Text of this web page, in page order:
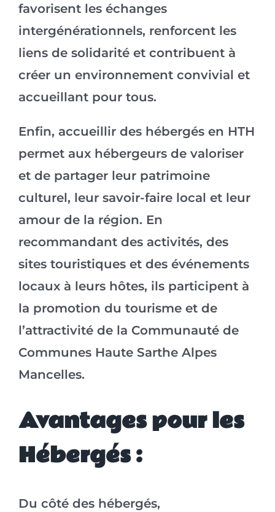
favorisent les échanges
intergénérationnels, renforcent les
liens de solidarité et contribuent à
créer un environnement convivial et
accueillant pour tous.
Enfin, accueillir des hébergés en HTH
permet aux hébergeurs de valoriser
et de partager leur patrimoine
culturel, leur savoir-faire local et leur
amour de la région. En
recommandant des activités, des
sites touristiques et des événements
locaux à leurs hôtes, ils participent à
la promotion du tourisme et de
l’attractivité de la Communauté de
Communes Haute Sarthe Alpes
Mancelles.
Avantages pour les
Hébergés :
Du côté des hébergés,